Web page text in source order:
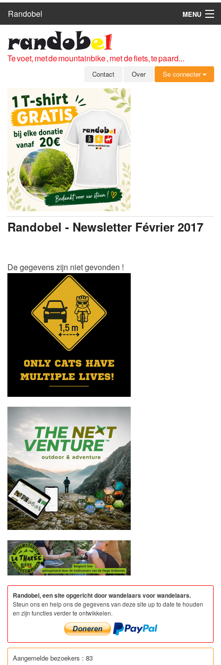
Randobel
MENU
ROUTES
CLUBS
OVER
LEDEN
ZICH AANMELDEN
GRATIS REGISTRATIE
WACHTWOORD VERGETEN
Te voet, met de mountainbike , met de fiets, te paard...
Contact Over Se connecter
Randobel - Newsletter Février 2017
De gegevens zijn niet gevonden !
Randobel, een site opgericht door wandelaars voor wandelaars.
Steun ons en help ons de gegevens van deze site up to date te houden
en zijn functies verder te ontwikkelen.
Aangemelde bezoekers : 83